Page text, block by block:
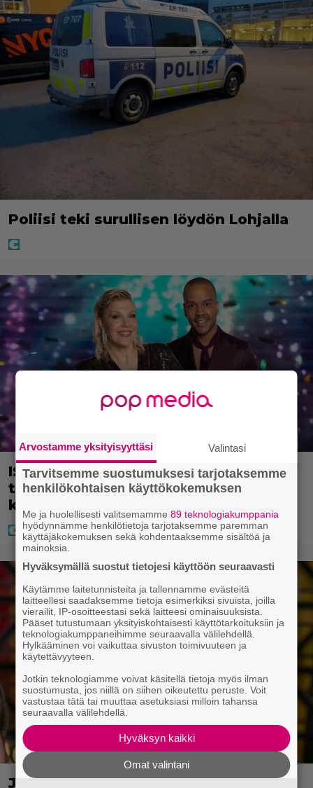
Poliisi teki surullisen löydön Lohjalla
IS: Mysteerivideolla esiintynyt Tanssii
tähtien kanssa -juontaja tuli
kasvoillaan julki
Jani Sievinen kokosi lapsikatraansa
Arvostamme yksityisyyttäsi Valintasi
Tarvitsemme suostumuksesi tarjotaksemme
henkilökohtaisen käyttökokemuksen
Me ja huolellisesti valitsemamme89 teknologiakumppania
hyödynnämme henkilötietoja tarjotaksemme paremman
käyttäjäkokemuksen sekä kohdentaaksemme sisältöä ja
mainoksia.
Hyväksymällä suostut tietojesi käyttöön seuraavasti
Käytämme laitetunnisteita ja tallennamme evästeitä
laitteellesi saadaksemme tietoja esimerkiksi sivuista, joilla
vierailit, IP-osoitteestasi sekä laitteesi ominaisuuksista.
Pääset tutustumaan yksityiskohtaisesti käyttötarkoituksiin ja
teknologiakumppaneihimme seuraavalla välilehdellä.
Hylkääminen voi vaikuttaa sivuston toimivuuteen ja
käytettävyyteen.
Jotkin teknologiamme voivat käsitellä tietoja myös ilman
suostumusta, jos niillä on siihen oikeutettu peruste. Voit
vastustaa tätä tai muuttaa asetuksiasi milloin tahansa
seuraavalla välilehdellä.
Hyväksyn kaikki
Omat valintani